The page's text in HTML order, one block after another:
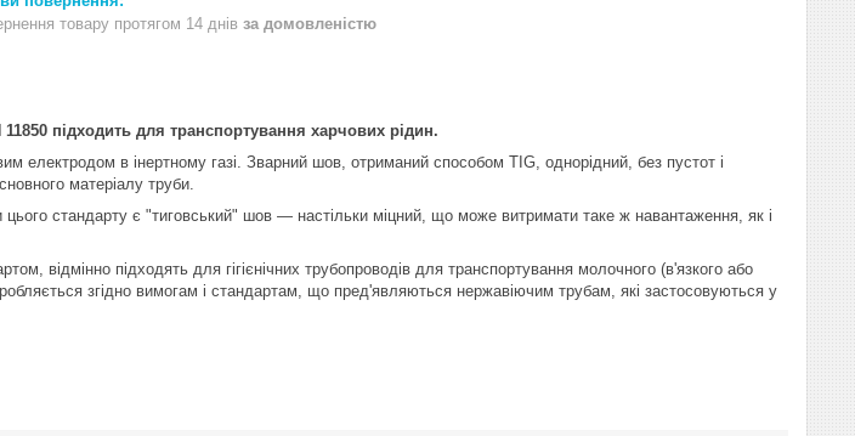
товару протягом 14 днів за домовленістю
підходить для транспортування харчових рідин.
електродом в інертному газі. Зварний шов, отриманий способом TIG, однорідний, без пустот і
матеріалу труби.
стандарту є "тиговський" шов — настільки міцний, що може витримати таке ж навантаження, як і
відмінно підходять для гігієнічних трубопроводів для транспортування молочного (в'язкого або
згідно вимогам і стандартам, що пред'являються нержавіючим трубам, які застосовуються у